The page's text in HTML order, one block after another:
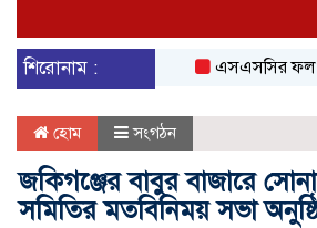
শিরোনাম :
এসএসসির ফল প্রকাশ
হোম সংগঠন
জকিগঞ্জের বাবুর বাজারে
সমিতির মতবিনিময় সভা